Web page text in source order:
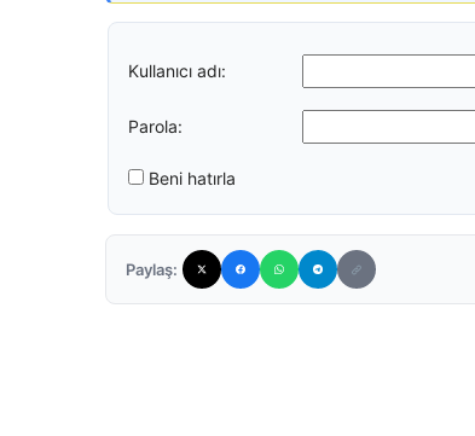
Kullanıcı adı:
Parola:
Beni hatırla
Paylaş: